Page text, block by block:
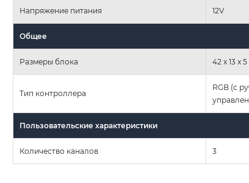
Напряжение питания 12V
Общее
Размеры блока 42 x 13 x
Тип контроллера
RGB (с
Пользовательские характеристики
Количество каналов 3